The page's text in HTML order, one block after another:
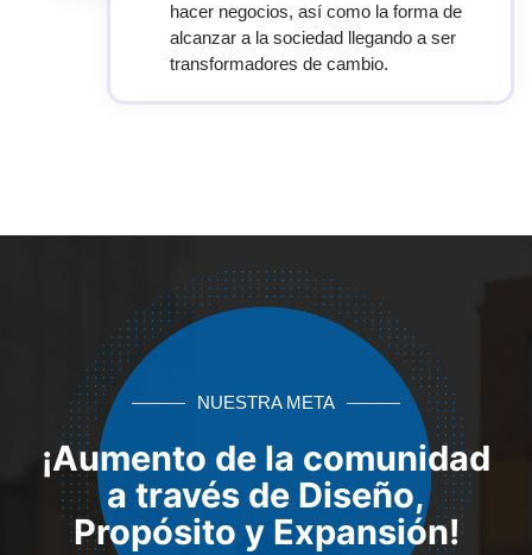
hacer negocios, así como la forma de
alcanzar a la sociedad llegando a ser
transformadores de cambio.
NUESTRA META
¡Aumento de la comunidad
a través de Diseño,
Propósito y Expansión!